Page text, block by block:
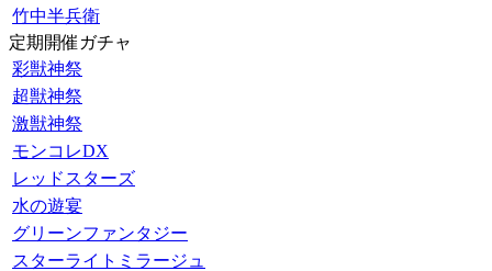
竹中半兵衛
定期開催ガチャ
彩獣神祭
超獣神祭
激獣神祭
モンコレDX
レッドスターズ
水の遊宴
グリーンファンタジー
スターライトミラージュ